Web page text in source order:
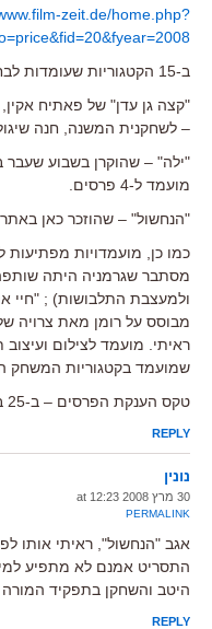
zeit.de/home.php?
ב-15 הקטגוריות שעומדות לבחירה, יש לשים לב במיוחד ל:
– לשחקנית המשנה, חנה
"ילה" – שהוקרן בשבוע
מועמד ל-4 פרסים.
"הנחשול" – שהוזכר כאן באתר לא
כמו כן, מועמדויות מפתיעות
מסתבר שגרמניה היתה
ולמעצבת התלבושות) ; "חיי
מבוסס על רומן מאת צרויה
ראיתי. מועמד לצילום ועיצוב
שמועמד בקטגוריות המשחק
טקס הענקת הפרסים – ב-25 באפריל.
REPLY
נונין
30 מרץ 2008 at 12:23
PERMALINK
אגב "הנחשול", ראיתי אותו
התסריט אמנם לא מתפיע
היטב והשחקן בתפקיד המורה
REPLY